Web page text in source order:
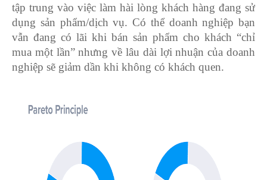
tập trung vào việc làm hài lòng khách hàng đang sử
dụng sản phẩm/dịch vụ. Có thể doanh nghiệp bạn
vẫn đang có lãi khi bán sản phẩm cho khách “chỉ
mua một lần” nhưng về lâu dài lợi nhuận của doanh
nghiệp sẽ giảm dần khi không có khách quen.